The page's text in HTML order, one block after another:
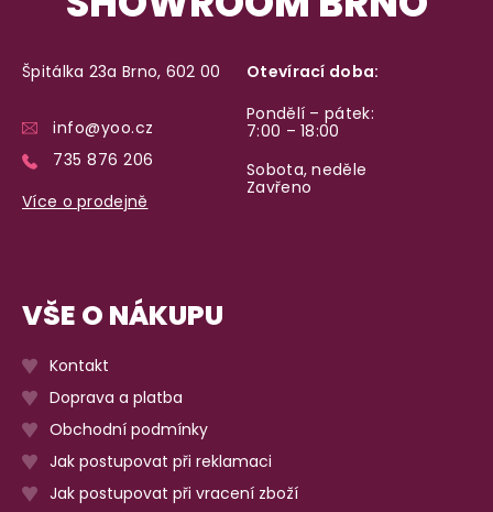
Špitálka 23a Brno, 602 00
info@yoo.cz
735 876 206
Více o prodejně
Otevírací doba:
Pondělí – pátek:
7:00 – 18:00
Sobota, neděle
Zavřeno
VŠE O NÁKUPU
Kontakt
Doprava a platba
Obchodní podmínky
Jak postupovat při reklamaci
Jak postupovat při vracení zboží